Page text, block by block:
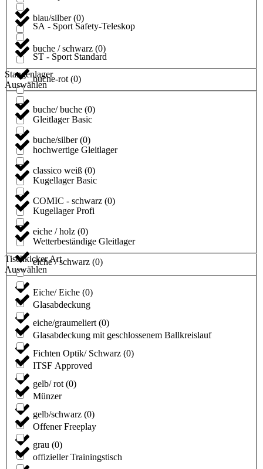
blau/silber(0)
buche / schwarz (0)
buche-rot (0)
buche/ buche (0)
buche/silber(0)
classico weiß (0)
COMIC - schwarz (0)
eiche / holz (0)
eiche / schwarz (0)
Eiche/ Eiche (0)
eiche/graumeliert (0)
Fichten Optik/ Schwarz (0)
gelb/ rot (0)
gelb/schwarz (0)
grau (0)
SA - Sport Safety-Teleskop
ST - Sport Standard
Stangenlager
Auswählen
Gleitlager Basic
hochwertige Gleitlager
Kugellager Basic
Kugellager Profi
Wetterbeständige Gleitlager
Tischkicker Art
Auswählen
Glasabdeckung
Glasabdeckung mit geschlossenem Ballkreislauf
ITSF Approved
Münzer
Offener Freeplay
offizieller Trainingstisch